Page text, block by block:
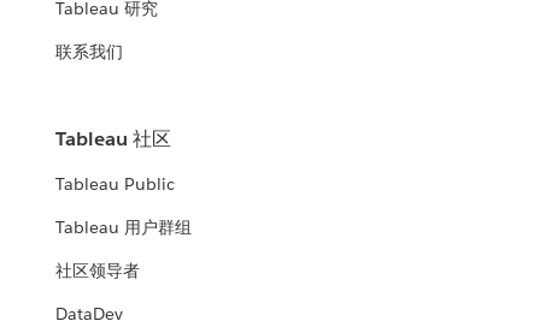
Tableau 研究
联系我们
Tableau 社区
Tableau Public
Tableau 用户群组
社区领导者
DataDev